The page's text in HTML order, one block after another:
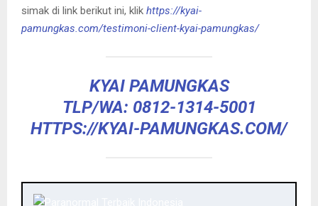
simak di link berikut ini, klik https://kyai-
pamungkas.com/testimoni-client-kyai-pamungkas/
KYAI PAMUNGKAS
TLP/WA: 0812-1314-5001
HTTPS://KYAI-PAMUNGKAS.COM/